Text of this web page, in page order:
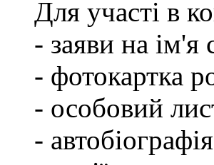
Для участі в
- заяви на ім'я
- фотокартка
- особовий
-